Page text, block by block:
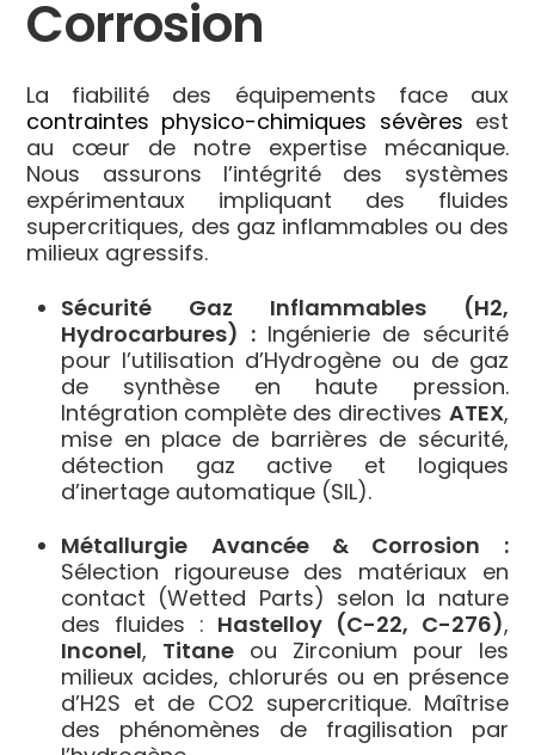
Corrosion
La fiabilité des équipements face aux
contraintes physico-chimiques sévères est
au cœur de notre expertise mécanique.
Nous assurons l’intégrité des systèmes
expérimentaux impliquant des fluides
supercritiques, des gaz inflammables ou des
milieux agressifs.
Sécurité Gaz Inflammables (H2,
Hydrocarbures) :Ingénierie de sécurité
pour l’utilisation d’Hydrogène ou de gaz
de synthèse en haute pression.
Intégration complète des directives ATEX,
mise en place de barrières de sécurité,
détection gaz active et logiques
d’inertage automatique (SIL).
Métallurgie Avancée & Corrosion :
Sélection rigoureuse des matériaux en
contact (Wetted Parts) selon la nature
des fluides : Hastelloy (C-22, C-276),
Inconel, Titane ou Zirconium pour les
milieux acides, chlorurés ou en présence
d’H2S et de CO2 supercritique. Maîtrise
des phénomènes de fragilisation par